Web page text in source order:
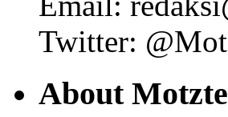
Twitter:
About